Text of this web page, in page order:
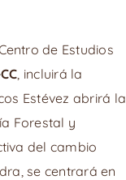
de Estudios
, incluirá la
Estévez abrirá la
Forestal y
del cambio
se centrará en